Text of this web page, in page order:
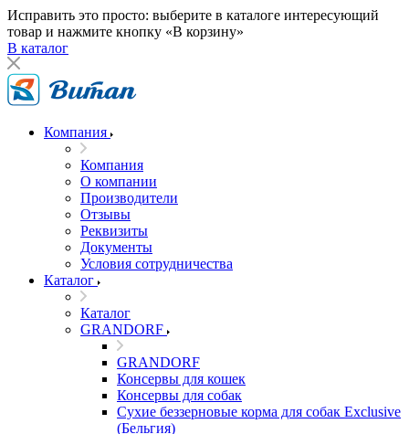
Исправить это просто: выберите в каталоге интересующий
товар и нажмите кнопку «В корзину»
В каталог
Компания
Компания
О компании
Производители
Отзывы
Реквизиты
Документы
Условия сотрудничества
Каталог
Каталог
GRANDORF
GRANDORF
Консервы для кошек
Консервы для собак
Сухие беззерновые корма для собак Exclusive
(Бельгия)